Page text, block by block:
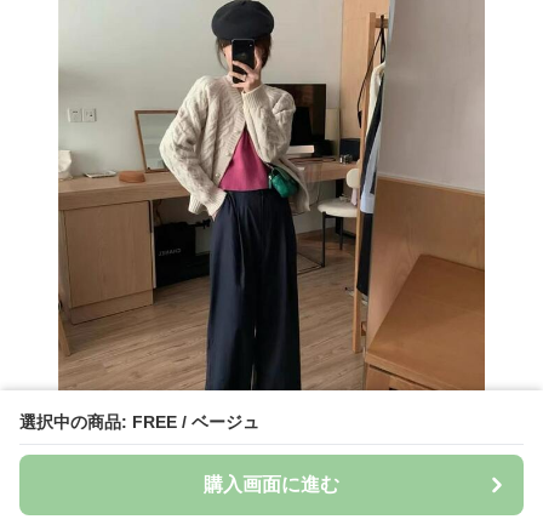
選択中の商品: FREE / ベージュ
購入画面に進む